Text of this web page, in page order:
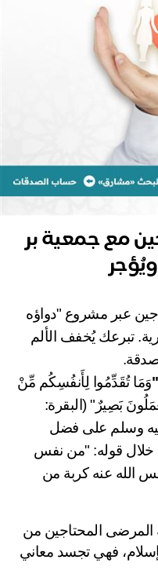
مع جمعية بر
عبر مشروع "دواؤه
يُخفف الألم
تُقَدِّمُوا لِأَنفُسِكُم مِّنْ
بَصِيرٌ" (البقرة:
وسلم على فضل
قوله: "من نفس
عنه كربة من
الابتلاء يختبر به الله عباده، وكفالة المرضى المحتاجين من
أعظم القربات التي حث عليها الإسلام، فهي تجسد معاني